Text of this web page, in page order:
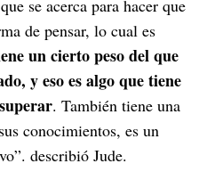
se acerca para hacer que
de pensar, lo cual es
un cierto peso del que
y eso es algo que tiene
. También tiene una
conocimientos, es un
describió Jude.